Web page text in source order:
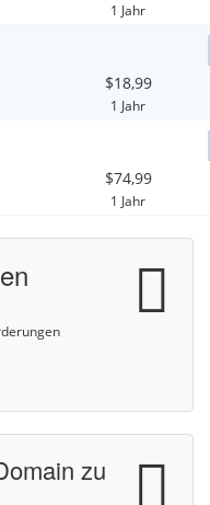
1 Jahr
$18,99
1 Jahr
$74,99
1 Jahr
zu